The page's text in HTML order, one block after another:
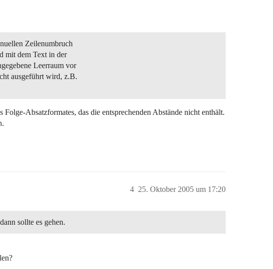
Zeilenumbruch
mit dem Text in der
Leerraum vor
ausgeführt wird, z.B.
Absatzformates, das die entsprechenden Abstände nicht enthält.
25. Oktober 2005 um 17:20
4
sollte es gehen.